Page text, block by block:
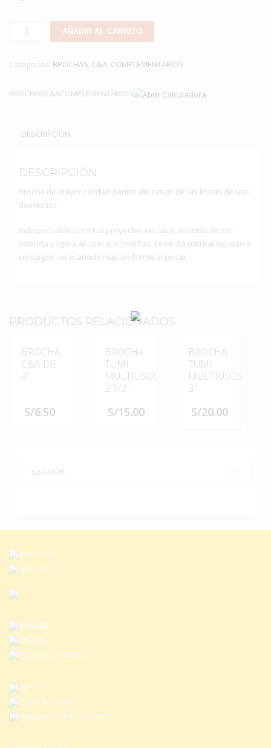
BROCHA
1
cantidad
AÑADIR AL CARRITO
Categorías: BROCHAS, C&A, COMPLEMENTARIOS
BROCHASC&ACOMPLEMENTARIOS
DESCRIPCIÓN
DESCRIPCIÓN
Brocha de mayor calidad dentro del rango de las líneas de uso
doméstico.
Indispensable para tus proyectos en casa, además de ser
cómoda y ligera al usar sus brochas de cerda natural ayudan a
conseguir un acabado más uniforme al pintar.
PRODUCTOS RELACIONADOS
BROCHA
C&A DE
4”
S/6.50
BROCHA
TUMI
MULTIUSOS
2 1/2″
S/15.00
BROCHA
TUMI
MULTIUSOS
3″
S/20.00
HISTORIA
VALORES
MISIÓN
VISIÓN
CLUB DEL PINTOR
TIPS
CONTÁCTANOS
TRABAJA CON NOSOTROS